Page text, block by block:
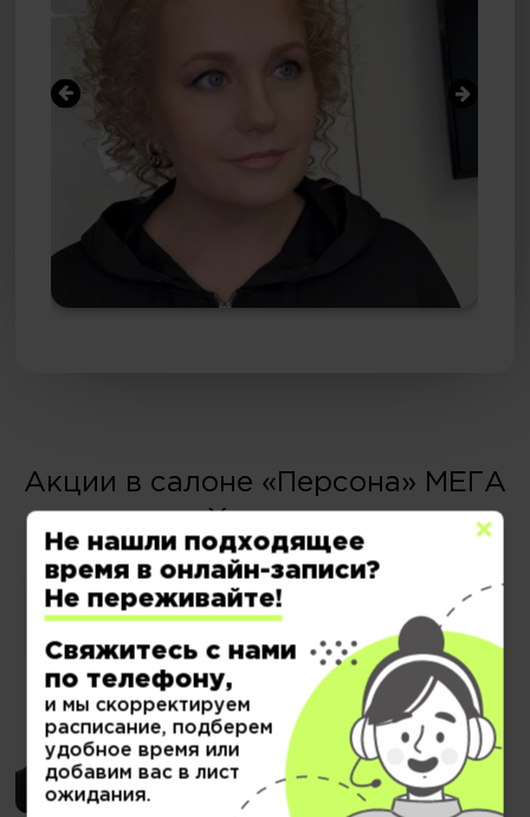
Акции в салоне «Персона» МЕГА
Химки •
Не нашли подходящее
время в онлайн-записи?
Не переживайте!
Свяжитесь с нами
по телефону,
и мы скорректируем
расписание, подберем
удобное время или
добавим вас в лист
ожидания.